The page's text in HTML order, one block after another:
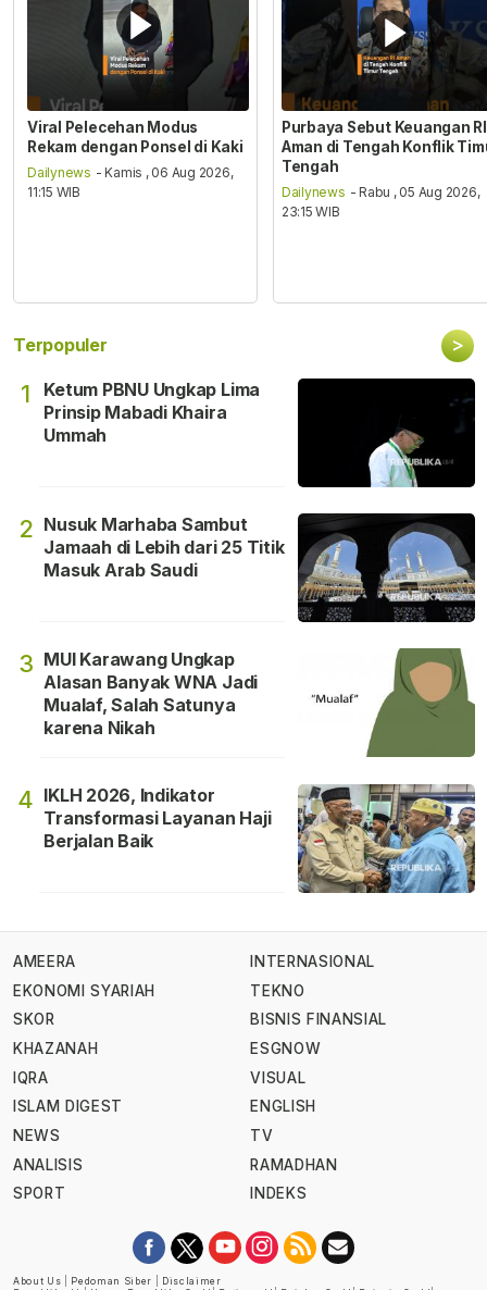
Viral Pelecehan Modus
Rekam dengan Ponsel di Kaki
Dailynews - Kamis , 06 Aug 2026,
11:15 WIB
Purbaya Sebut Keuangan RI
Aman di Tengah Konflik
Tengah
Dailynews - Rabu , 05 Aug 2026,
23:15 WIB
Terpopuler >
1
Ketum PBNU Ungkap Lima
Prinsip Mabadi Khaira
Ummah
2 Nusuk Marhaba Sambut
Jamaah di Lebih dari 25 Titik
Masuk Arab Saudi
3 MUI Karawang Ungkap
Alasan Banyak WNA Jadi
Mualaf, Salah Satunya
karena Nikah
4 IKLH 2026, Indikator
Transformasi Layanan Haji
Berjalan Baik
AMEERA
EKONOMI SYARIAH
SKOR
KHAZANAH
IQRA
ISLAM DIGEST
NEWS
ANALISIS
SPORT
INTERNASIONAL
TEKNO
BISNIS FINANSIAL
ESGNOW
VISUAL
ENGLISH
TV
RAMADHAN
INDEKS
About Us Pedoman Siber
Disclaimer